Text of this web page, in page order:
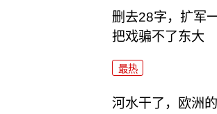
删去28字，扩军
把戏骗不了东大
最热
河水干了，欧洲